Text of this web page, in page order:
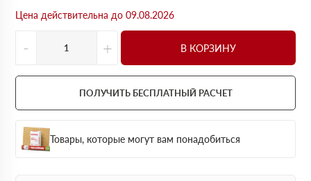
Цена действительна до 09.08.2026
- + В КОРЗИНУ
ПОЛУЧИТЬ БЕСПЛАТНЫЙ РАСЧЕТ
Товары, которые могут вам понадобиться